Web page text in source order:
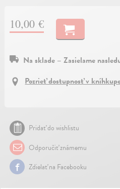
10,00 €
Na sklade – Zasielame
Pozrieť dostupnosť v
Pridať do wishlistu
Odporučiť známemu
Zdielať na Facebooku